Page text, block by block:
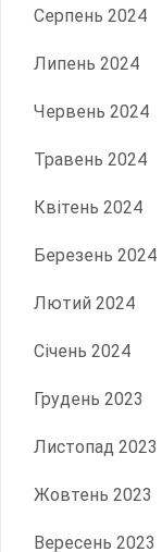
Серпень 2024
Липень 2024
Червень 2024
Травень 2024
Квітень 2024
Березень 2024
Лютий 2024
Січень 2024
Грудень 2023
Листопад 2023
Жовтень 2023
Вересень 2023